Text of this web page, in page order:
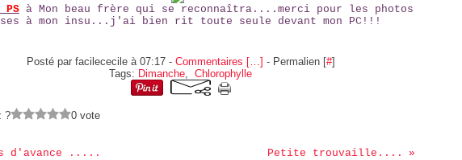
PSà Mon beau frère qui se reconnaîtra....merci pour les photos
à mon insu...j'ai bien rit toute seule devant mon PC!!!
Posté par facilececile à 07:17 - Commentaires […] - Permalien [#]
Tags: Dimanche,Chlorophylle
? 0 vote
d'avance ..... Petite trouvaille....